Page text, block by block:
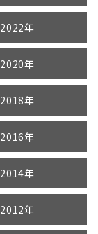
2022年
2020年
2018年
2016年
2014年
2012年